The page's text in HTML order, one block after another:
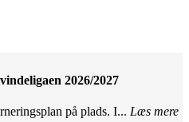
2026/2027
på plads. I... Læs mere